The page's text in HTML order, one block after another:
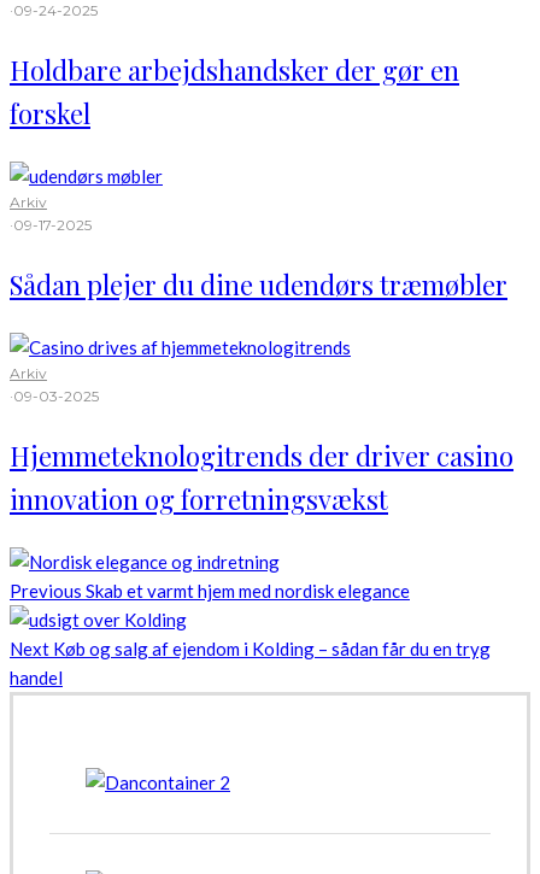
·09-24-2025
Holdbare arbejdshandsker der gør en
forskel
Arkiv
·09-17-2025
Sådan plejer du dine udendørs træmøbler
Arkiv
·09-03-2025
Hjemmeteknologitrends der driver casino
innovation og forretningsvækst
Previous Skab et varmt hjem med nordisk elegance
Next Køb og salg af ejendom i Kolding – sådan får du en tryg
handel